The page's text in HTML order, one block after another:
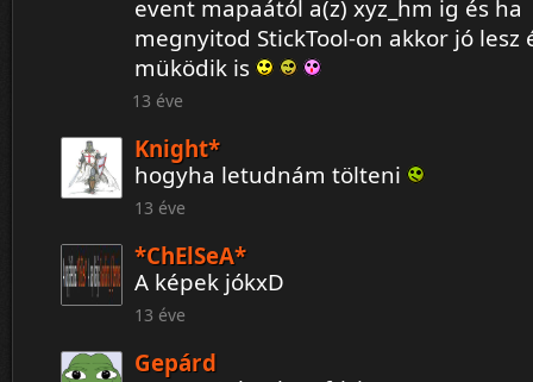
event mapaától a(z) xyz_hm ig és ha
megnyitod StickTool-on akkor jó lesz
müködik is
13 éve
Knight*
hogyha letudnám tölteni
13 éve
*ChElSeA*
A képek jókxD
13 éve
Gepárd